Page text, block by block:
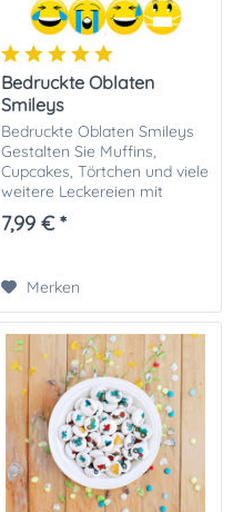
Bedruckte Oblaten
Smileys
Bedruckte Oblaten Smileys
Gestalten Sie Muffins,
Cupcakes, Törtchen und viele
weitere Leckereien mit
diesen tollen bedruckten
Smileymotiv-Oblaten.
7,99 € *
Merken